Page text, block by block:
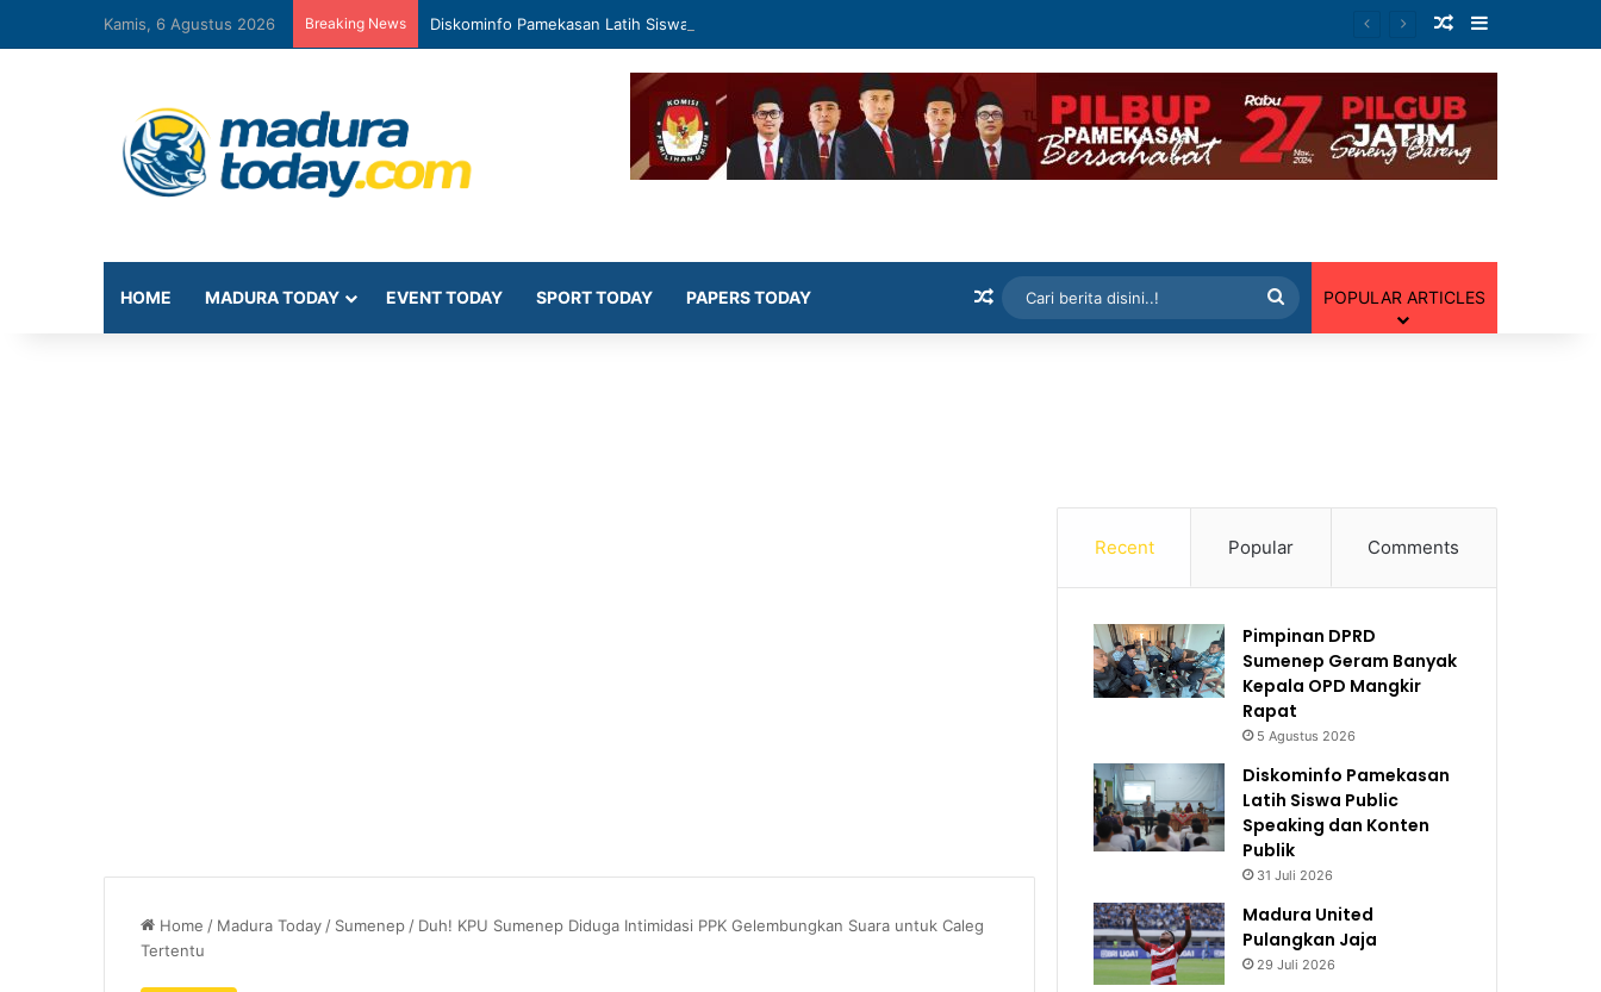
Kamis, 6 Agustus 2026 Breaking News Diskominfo Pamekasan Latih Siswa Public Speaking dan Konten Publik Artikel Random
HOME MADURA TODAY EVENT TODAY SPORT TODAY PAPERS TODAY Artikel Random
berita
POPULAR ARTICLES
Home / Madura Today/ Sumenep/ Duh! KPU Sumenep Diduga Intimidasi PPK Gelembungkan Suara untuk Caleg
Tertentu
Recent Popular Comments
Pimpinan DPRD
Sumenep Geram Banyak
Kepala OPD Mangkir
Rapat
5 Agustus 2026
Diskominfo Pamekasan
Latih Siswa Public
Speaking dan Konten
Publik
31 Juli 2026
Madura United
Pulangkan Jaja
29 Juli 2026